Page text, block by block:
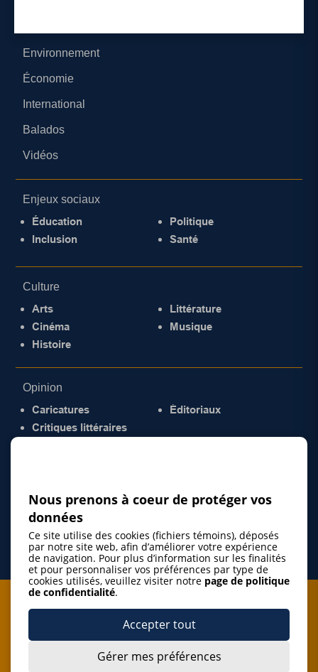
Environnement
Économie
International
Balados
Vidéos
Enjeux sociaux
Éducation
Inclusion
Politique
Santé
Culture
Arts
Cinéma
Histoire
Littérature
Musique
Opinion
Caricatures
Critiques littéraires
Éditoriaux
Je m'abonne à l'infolettre
J’accepte de m’abonner à l’infolettre de La Gazette de la
Nous prenons à coeur de protéger vos
données
Ce site utilise des cookies (fichiers témoins), déposés
par notre site web, afin d’améliorer votre expérience
de navigation. Pour plus d’information sur les finalités
et pour personnaliser vos préférences par type de
cookies utilisés, veuillez visiter notre page de politique
de confidentialité.
Accepter tout
Gérer mes préférences